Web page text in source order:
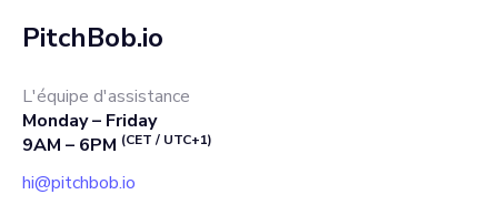
PitchBob.io
L'équipe d'assistance
Monday – Friday
9AM – 6PM (CET / UTC+1)
hi@pitchbob.io